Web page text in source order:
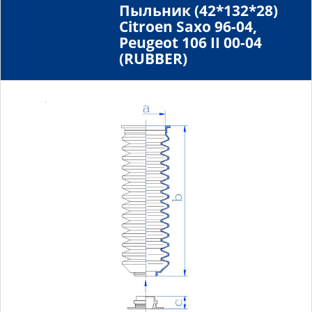
Пыльник (42*132*28)
Citroen Saxo 96-04,
Peugeot 106 II 00-04
(RUBBER)